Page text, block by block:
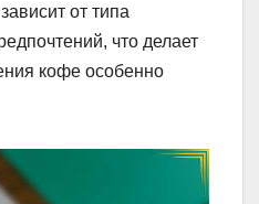
от типа
что делает
кофе особенно